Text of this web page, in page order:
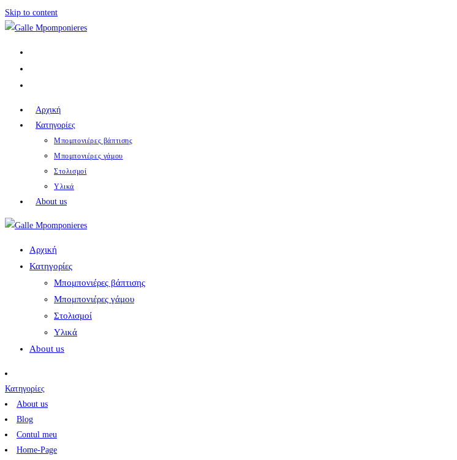
Skip to content
Αρχική
Κατηγορίες
Μπομπονιέρες βάπτισης
Μπομπονιέρες γάμου
Στολισμοί
Υλικά
About us
Αρχική
Κατηγορίες
Μπομπονιέρες βάπτισης
Μπομπονιέρες γάμου
Στολισμοί
Υλικά
About us
Κατηγορίες
About us
Blog
Contul meu
Home-Page